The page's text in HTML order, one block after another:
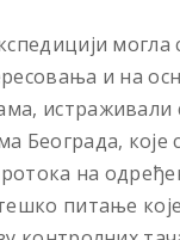
могла
и на
истраживали
Београда, које
на
питање